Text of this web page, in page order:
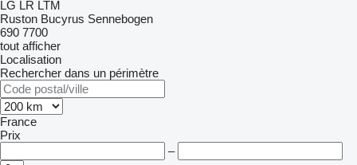
LG LR LTM
Ruston Bucyrus Sennebogen
690 7700
tout afficher
Localisation
Rechercher dans un périmètre
France
Prix
–